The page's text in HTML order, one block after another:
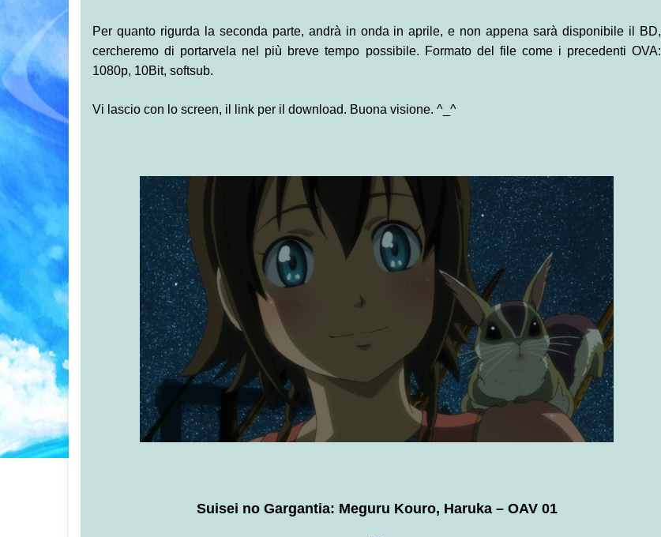
Per quanto rigurda la seconda parte, andrà in onda in aprile, e non appena sarà disponibile il BD,
cercheremo di portarvela nel più breve tempo possibile. Formato del file come i precedenti OVA:
1080p, 10Bit, softsub.
Vi lascio con lo screen, il link per il download. Buona visione. ^_^
Suisei no Gargantia: Meguru Kouro, Haruka – OAV 01